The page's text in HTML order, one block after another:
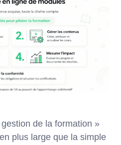
de la formation »
plus large que la simple